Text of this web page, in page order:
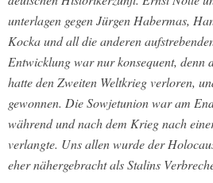
unterlagen gegen Jürgen Habermas,
Kocka und all die anderen
Entwicklung war nur konsequent, denn
hatte den Zweiten Weltkrieg verloren,
gewonnen. Die Sowjetunion war am
während und nach dem Krieg nach
verlangte. Uns allen wurde der
eher nähergebracht als Stalins